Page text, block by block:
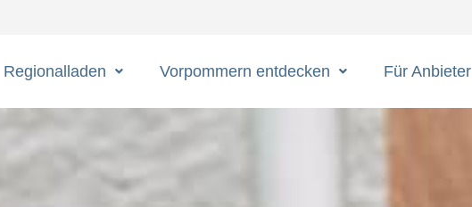
Regionalladen Vorpommern entdecken Für Anbieter